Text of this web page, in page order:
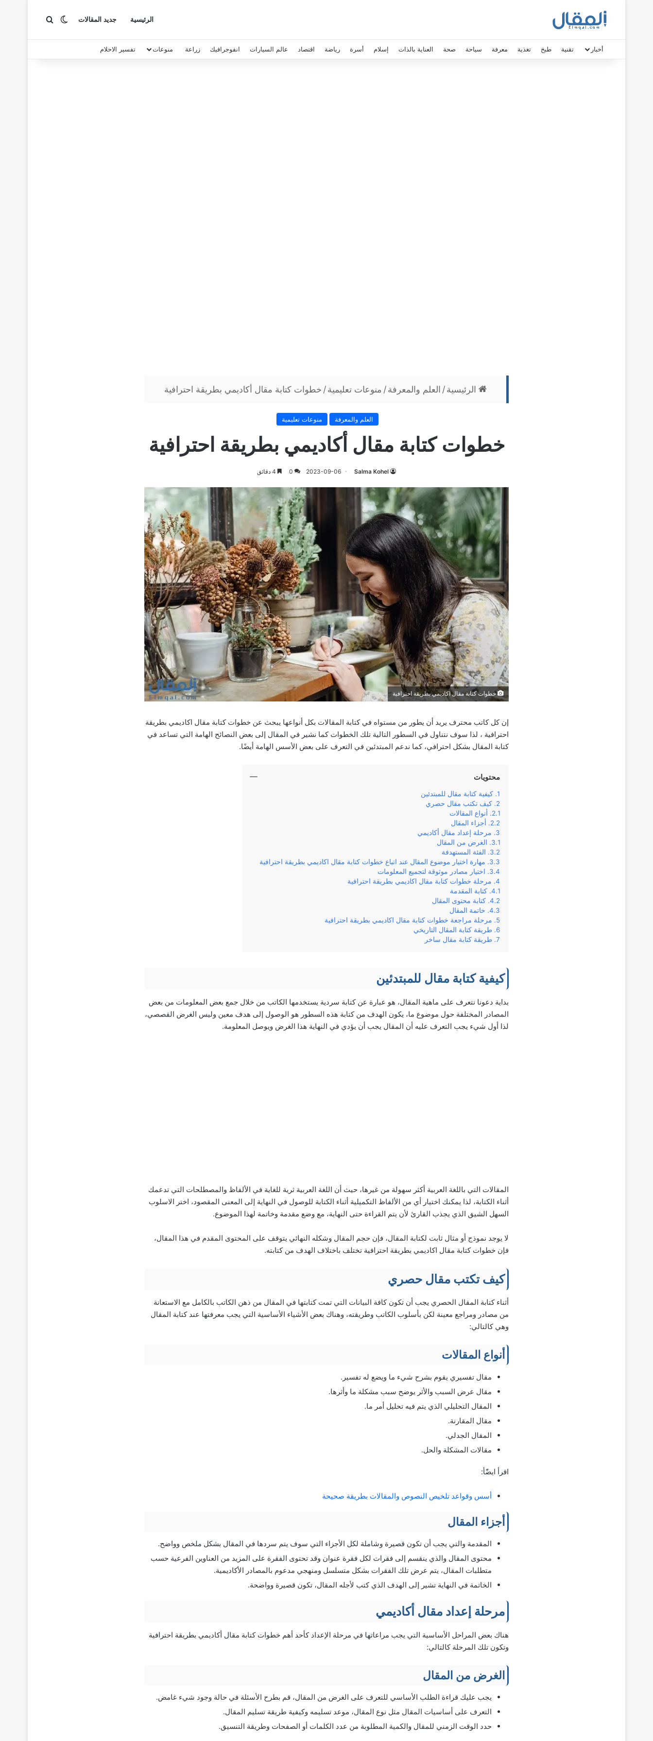
الرئيسية جديد المقالات الوضع المظلم
بحث عن
أخبار تقنية طبخ تغذية معرفة سياحة صحة العناية بالذات إسلام أسرة رياضة اقتصاد عالم السيارات انفوجرافيك زراعة منوعات تفسير الاحلام
الرئيسية / العلم والمعرفة / منوعات تعليمية / خطوات كتابة مقال أكاديمي بطريقة احترافية
العلم والمعرفة منوعات تعليمية
خطوات كتابة مقال أكاديمي بطريقة احترافية
Salma Kohel
2023-09-06
0
خطوات كتابة مقال اكاديمي بطريقة احترافية
إن كل كاتب محترف يريد أن يطور من مستواه في كتابة المقالات بكل أنواعها يبحث عن خطوات كتابة مقال اكاديمي بطريقة
احترافية ، لذا سوف نتناول في السطور التالية تلك الخطوات كما نشير في المقال إلى بعض النصائح الهامة التي تساعد في
كتابة المقال بشكل احترافي، كما ندعم المبتدئين في التعرف على بعض الأسس الهامة أيضًا.
محتويات
كيفية كتابة مقال للمبتدئين
كيف تكتب مقال حصري
أنواع المقالات
أجزاء المقال
مرحلة إعداد مقال أكاديمي
الغرض من المقال
الفئة المستهدفة
مهارة اختيار موضوع المقال عند اتباع خطوات كتابة مقال اكاديمي بطريقة احترافية
اختيار مصادر موثوقة لتجميع المعلومات
مرحلة خطوات كتابة مقال اكاديمي بطريقة احترافية
كتابة المقدمة
كتابة محتوى المقال
خاتمة المقال
مرحلة مراجعة خطوات كتابة مقال اكاديمي بطريقة احترافية
طريقة كتابة المقال التاريخي
طريقة كتابة مقال ساخر
كيفية كتابة مقال للمبتدئين
بداية دعونا نتعرف على ماهية المقال، هو عبارة عن كتابة سردية يستخدمها الكاتب من خلال جمع بعض المعلومات من بعض
المصادر المختلفة حول موضوع ما، يكون الهدف من كتابة هذه السطور هو الوصول إلى هدف معين وليس الغرض القصصي،
لذا أول شيء يجب التعرف عليه أن المقال يجب أن يؤدي في النهاية هذا الغرض ويوصل المعلومة.
المقالات التي باللغة العربية أكثر سهولة من غيرها، حيث أن اللغة العربية ثرية للغاية في الألفاظ والمصطلحات التي تدعمك
أثناء الكتابة، لذا يمكنك اختيار أي من الألفاظ التكميلية أثناء الكتابة للوصول في النهاية إلى المعنى المقصود، اختر الاسلوب
السهل الشيق الذي يجذب القارئ لأن يتم القراءة حتى النهاية، مع وضع مقدمة وخاتمة لهذا الموضوع.
لا يوجد نموذج أو مثال ثابت لكتابة المقال، فإن حجم المقال وشكله النهائي يتوقف على المحتوى المقدم في هذا المقال،
فإن خطوات كتابة مقال اكاديمي بطريقة احترافية تختلف باختلاف الهدف من كتابته.
كيف تكتب مقال حصري
أثناء كتابة المقال الحصري يجب أن تكون كافة البيانات التي تمت كتابتها في المقال من ذهن الكاتب بالكامل مع الاستعانة
من مصادر ومراجع معينة لكن بأسلوب الكاتب وطريقته، وهناك بعض الأشياء الأساسية التي يجب معرفتها عند كتابة المقال
وهي كالتالي:
أنواع المقالات
مقال تفسيري يقوم بشرح شيء ما ويضع له تفسير.
مقال عرض السبب والأثر يوضح سبب مشكلة ما وأثرها.
المقال التحليلي الذي يتم فيه تحليل أمر ما.
مقال المقارنة.
المقال الجدلي.
مقالات المشكلة والحل.
اقرأ ايضًًأ:
أسس وقواعد تلخيص النصوص والمقالات بطريقة صحيحة
أجزاء المقال
المقدمة والتي يجب أن تكون قصيرة وشاملة لكل الأجزاء التي سوف يتم سردها في المقال بشكل ملخص وواضح.
محتوى المقال والذي ينقسم إلى فقرات لكل فقرة عنوان وقد تحتوى الفقرة على المزيد من العناوين الفرعية حسب
متطلبات المقال، يتم عرض تلك الفقرات بشكل متسلسل ومنهجي مدعوم بالمصادر الأكاديمية.
الخاتمة في النهاية تشير إلى الهدف الذي كتب لأجله المقال، تكون قصيرة وواضحة.
مرحلة إعداد مقال أكاديمي
هناك بعض المراحل الأساسية التي يجب مراعاتها في مرحلة الإعداد كأحد أهم خطوات كتابة مقال أكاديمي بطريقة احترافية
وتكون تلك المرحلة كالتالي:
الغرض من المقال
يجب عليك قراءة الطلب الأساسي للتعرف على الغرض من المقال، قم بطرح الأسئلة في حالة وجود شيء غامض.
التعرف على أساسيات المقال مثل نوع المقال، موعد تسليمه وكيفية طريقة تسليم المقال.
حدد الوقت الزمني للمقال والكمية المطلوبة من عدد الكلمات أو الصفحات وطريقة التنسيق.